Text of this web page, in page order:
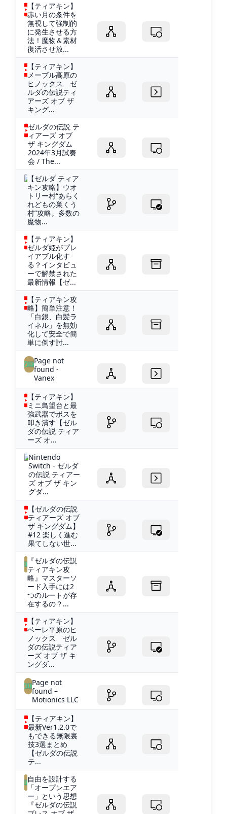
【ティアキン】
赤い月の条件を
無視して強制的
に発生させる方
法！魔物＆素材
復活させ放...
【ティアキン】
メーブル高原の
ヒノックス ゼ
ルダの伝説ティ
アーズ オブ ザ
キング...
ゼルダの伝説 テ
ィアーズ オブ
ザ キングダム
2024年3月試奏
会 / The...
【ゼルダ ティア
キン攻略】ウオ
トリー村“あらく
れどもの巣くう
村”攻略。多数の
魔物...
【ティアキン】
ゼルダ姫がプレ
イアブル化す
る？インタビュ
ーで解禁された
最新情報【ゼ...
【ティアキン攻
略】簡単注意！
「白銀、白髪ラ
イネル」を無効
化して安全で簡
単に倒す討...
Page not
found -
Vanex
【ティアキン】
ミニ鳥望台と最
強武器でボスを
叩き潰す【ゼル
ダの伝説 ティア
ーズ オ...
Nintendo
Switch - ゼルダ
の伝説 ティアー
ズ オブ ザ キン
グダ...
【ゼルダの伝説
ティアーズ オブ
ザ キングダム】
#12 楽しく進む
果てしない世...
『ゼルダの伝説
ティアキン攻
略』マスターソ
ード入手には2
つのルートが存
在するの？...
【ティアキン】
ベーレ平原のヒ
ノックス ゼル
ダの伝説ティア
ーズ オブ ザ キ
ングダ...
Page not
found –
Motionics LLC
【ティアキン】
最新Ver1.2.0で
もできる無限裏
技3選まとめ
【ゼルダの伝説
テ...
自由を設計する
「オープンエア
ー」という思想
『ゼルダの伝説